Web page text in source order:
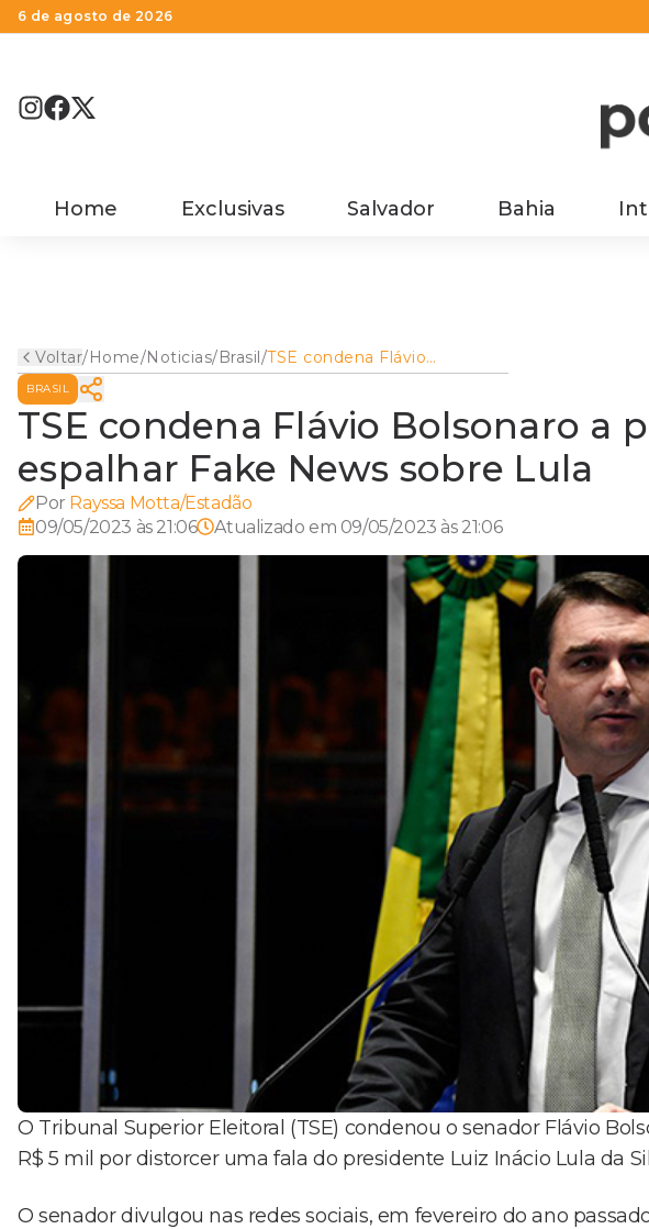
6 de agosto de 2026
Home Exclusivas Salvador Bahia
Voltar/Home/Noticias/Brasil/TSE condena Flávio
Bolsonaro a pagar R$ 5 mil
sobre Lula
BRASIL
TSE condena Flávio Bolsonaro a
espalhar Fake News sobre Lula
Por Rayssa Motta/Estadão
09/05/2023 às 21:06
Atualizado em 09/05/2023 às 21:06
O Tribunal Superior Eleitoral (TSE) condenou o senador Flávio
R$ 5 mil por distorcer uma fala do presidente Luiz Inácio Lula da
O senador divulgou nas redes sociais, em fevereiro do ano